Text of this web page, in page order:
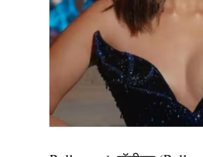
रजा की गेंद पर बड़ा शॉट खेलने
सीधे विकेटकीपर के दस्तानों में
आए।जिसका वीडियो (VIDEO)
यह भी पढ़ें:
सोशल मीडिया